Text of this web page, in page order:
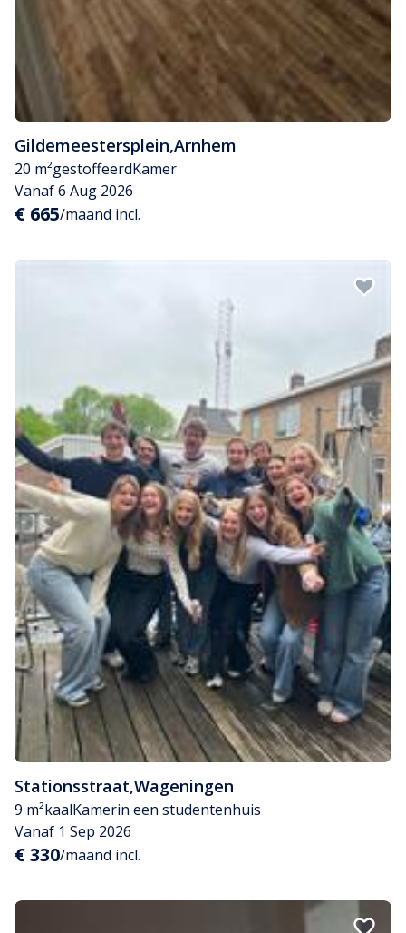
Gildemeestersplein,Arnhem
20 m²gestoffeerdKamer
Vanaf 6 Aug 2026
€ 665/maand incl.
Stationsstraat,Wageningen
9 m²kaalKamerin een studentenhuis
Vanaf 1 Sep 2026
€ 330/maand incl.